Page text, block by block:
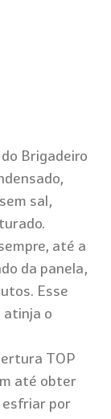
Brigadeiro
sal,
até a
da panela,
Esse
atinja o
TOP
até obter
esfriar por